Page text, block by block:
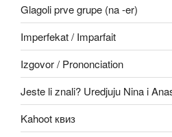
Glagoli prve grupe (na -er)
Imperfekat / Imparfait
Izgovor / Prononciation
Jeste li znali? Uredjuju Nina i
Kahoot квиз